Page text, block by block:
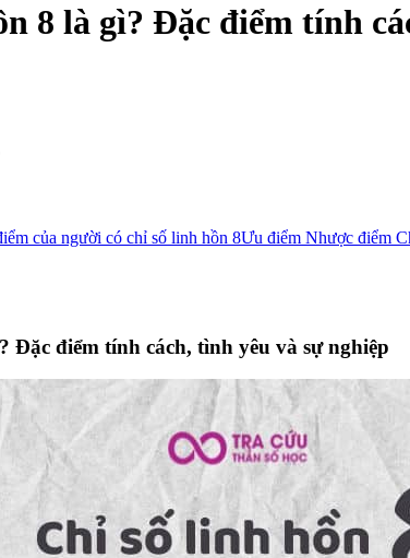
8 là gì? Đặc điểm tính
của người có chỉ số linh hồn 8Ưu điểm Nhược điểm
Đặc điểm tính cách, tình yêu và sự nghiệp